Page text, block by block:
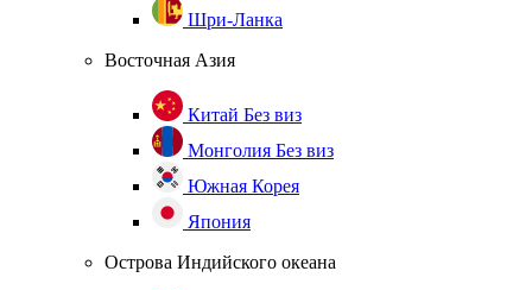
Шри-Ланка
Восточная Азия
Китай Без виз
Монголия Без виз
Южная Корея
Япония
Острова Индийского океана